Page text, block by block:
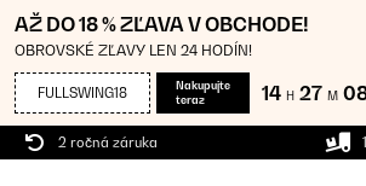
AŽ DO 18 % ZĽAVA V OBCHODE!
OBROVSKÉ ZĽAVY LEN 24 HODÍN!
FULLSWING18
Nakupujte
teraz
14 H 27 M
2 ročná záruka